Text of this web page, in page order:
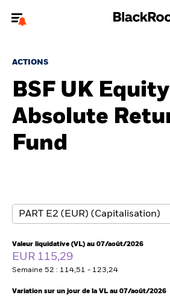
financiers.
jour
votre type d'utilisateur
A propos de BlackRock
Produits
Insights
ETFs & Fonds indiciels
Documents
ACTIONS
BSF UK Equity
Absolute
Fund
Valeur liquidative (VL) au 07/août/2026
EUR 115,29
Semaine 52 : 114,51 - 123,24
Variation sur un jour de la VL au 07/août/2026